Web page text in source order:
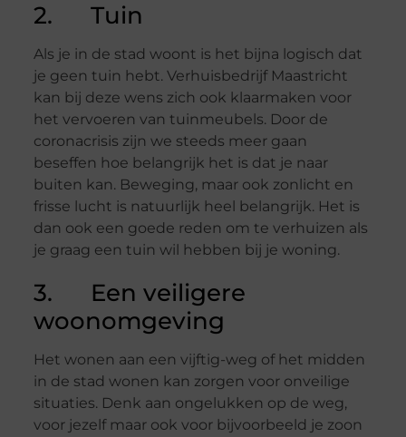
2. Tuin
Als je in de stad woont is het bijna logisch dat
je geen tuin hebt. Verhuisbedrijf Maastricht
kan bij deze wens zich ook klaarmaken voor
het vervoeren van tuinmeubels. Door de
coronacrisis zijn we steeds meer gaan
beseffen hoe belangrijk het is dat je naar
buiten kan. Beweging, maar ook zonlicht en
frisse lucht is natuurlijk heel belangrijk. Het is
dan ook een goede reden om te verhuizen als
je graag een tuin wil hebben bij je woning.
3. Een veiligere
woonomgeving
Het wonen aan een vijftig-weg of het midden
in de stad wonen kan zorgen voor onveilige
situaties. Denk aan ongelukken op de weg,
voor jezelf maar ook voor bijvoorbeeld je zoon